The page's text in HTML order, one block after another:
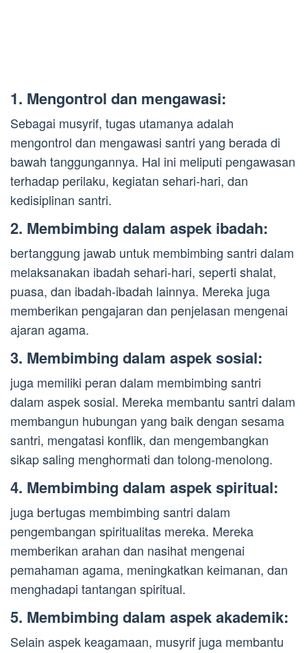
1. Mengontrol dan mengawasi:
Sebagai musyrif, tugas utamanya adalah
mengontrol dan mengawasi santri yang berada di
bawah tanggungannya. Hal ini meliputi pengawasan
terhadap perilaku, kegiatan sehari-hari, dan
kedisiplinan santri.
2. Membimbing dalam aspek ibadah:
bertanggung jawab untuk membimbing santri dalam
melaksanakan ibadah sehari-hari, seperti shalat,
puasa, dan ibadah-ibadah lainnya. Mereka juga
memberikan pengajaran dan penjelasan mengenai
ajaran agama.
3. Membimbing dalam aspek sosial:
juga memiliki peran dalam membimbing santri
dalam aspek sosial. Mereka membantu santri dalam
membangun hubungan yang baik dengan sesama
santri, mengatasi konflik, dan mengembangkan
sikap saling menghormati dan tolong-menolong.
4. Membimbing dalam aspek spiritual:
juga bertugas membimbing santri dalam
pengembangan spiritualitas mereka. Mereka
memberikan arahan dan nasihat mengenai
pemahaman agama, meningkatkan keimanan, dan
menghadapi tantangan spiritual.
5. Membimbing dalam aspek akademik:
Selain aspek keagamaan, musyrif juga membantu